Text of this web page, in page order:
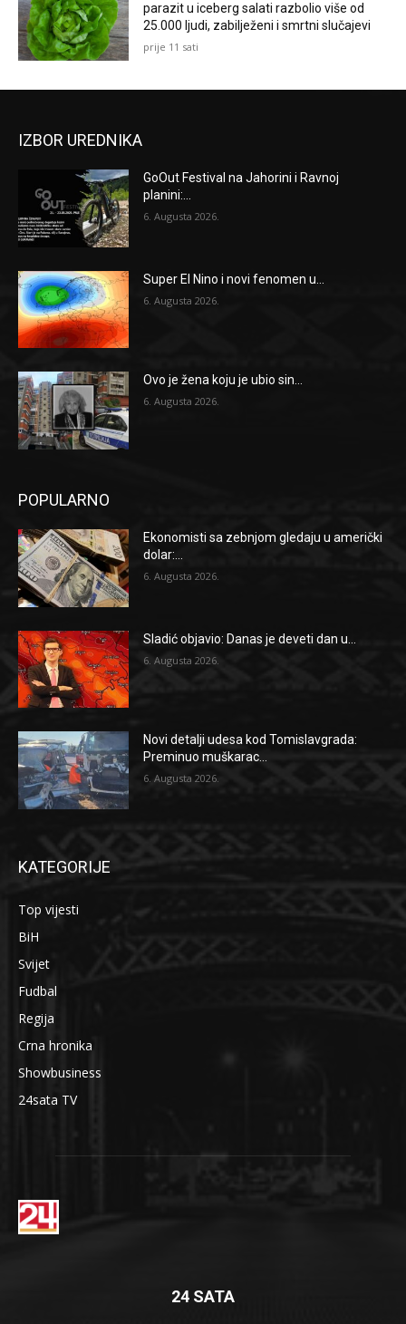
parazit u iceberg salati razbolio više od
25.000 ljudi, zabilježeni i smrtni slučajevi
prije 11 sati
IZBOR UREDNIKA
GoOut Festival na Jahorini i Ravnoj
planini:...
6. Augusta 2026.
Super El Nino i novi fenomen u...
6. Augusta 2026.
Ovo je žena koju je ubio sin...
6. Augusta 2026.
POPULARNO
Ekonomisti sa zebnjom gledaju u američki
dolar:...
6. Augusta 2026.
Sladić objavio: Danas je deveti dan u...
6. Augusta 2026.
Novi detalji udesa kod Tomislavgrada:
Preminuo muškarac...
6. Augusta 2026.
KATEGORIJE
Top vijesti
BiH
Svijet
Fudbal
Regija
Crna hronika
Showbusiness
24sata TV
24 SATA